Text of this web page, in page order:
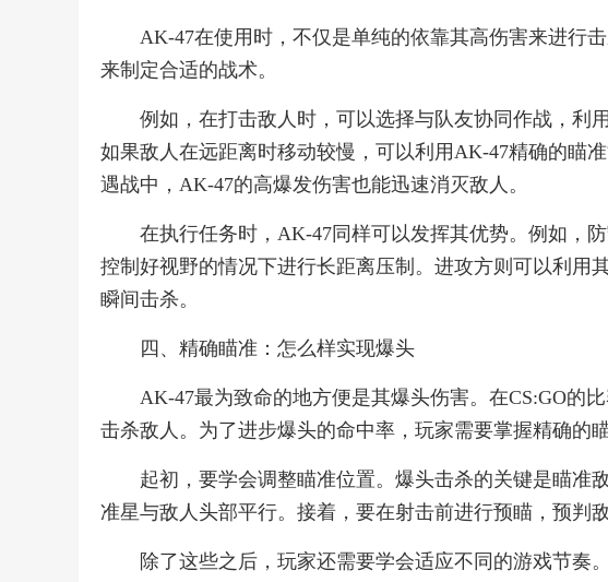
AK-47在使用时，不仅是单纯的依靠其高伤害来进行
来制定合适的战术。
例如，在打击敌人时，可以选择与队友协同作战，利
如果敌人在远距离时移动较慢，可以利用AK-47精确的瞄
遇战中，AK-47的高爆发伤害也能迅速消灭敌人。
在执行任务时，AK-47同样可以发挥其优势。例如，
控制好视野的情况下进行长距离压制。进攻方则可以利用
瞬间击杀。
四、精确瞄准：怎么样实现爆头
AK-47最为致命的地方便是其爆头伤害。在CS:GO的
击杀敌人。为了进步爆头的命中率，玩家需要掌握精确的瞄
起初，要学会调整瞄准位置。爆头击杀的关键是瞄准
准星与敌人头部平行。接着，要在射击前进行预瞄，预判
除了这些之后，玩家还需要学会适应不同的游戏节奏